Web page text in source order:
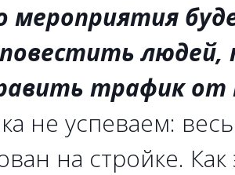
мероприятия
людей,
трафик от
не успеваем:
на стройке.